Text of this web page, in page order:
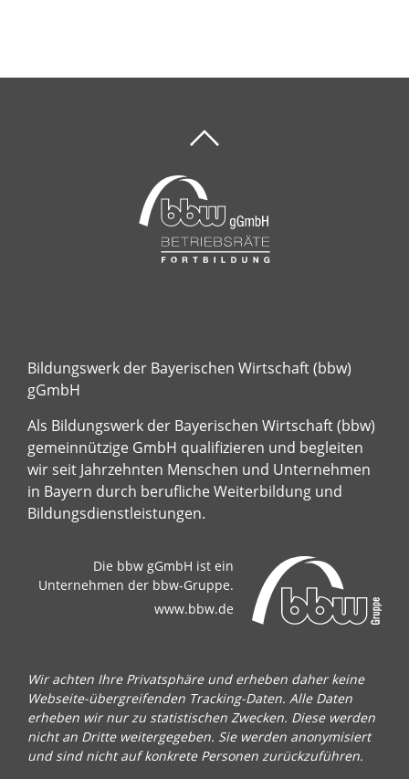
Bildungswerk der Bayerischen Wirtschaft (bbw)
gGmbH
Als Bildungswerk der Bayerischen Wirtschaft (bbw)
gemeinnützige GmbH qualifizieren und begleiten
wir seit Jahrzehnten Menschen und Unternehmen
in Bayern durch berufliche Weiterbildung und
Bildungsdienstleistungen.
Die bbw gGmbH ist ein
Unternehmen der bbw-Gruppe.
www.bbw.de
Wir achten Ihre Privatsphäre und erheben daher keine
Webseite-übergreifenden Tracking-Daten. Alle Daten
erheben wir nur zu statistischen Zwecken. Diese werden
nicht an Dritte weitergegeben. Sie werden anonymisiert
und sind nicht auf konkrete Personen zurückzuführen.